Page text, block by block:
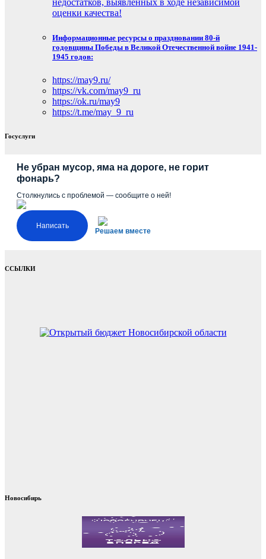
недостатков, выявленных в ходе независимой
оценки качества!
Информационные ресурсы о праздновании 80-й
годовщины Победы в Великой Отечественной войне 1941-
1945 годов:
https://may9.ru/
https://vk.com/may9_ru
https://ok.ru/may9
https://t.me/may_9_ru
Госуслуги
Не убран мусор, яма на дороге, не горит
фонарь?
Столкнулись с проблемой — сообщите о ней!
Написать
Решаем вместе
ССЫЛКИ
Новосибирь